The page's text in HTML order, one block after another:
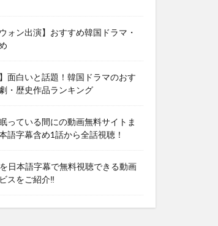
ウォン出演】おすすめ韓国ドラマ・
】面白いと話題！韓国ドラマのおす
・歴史作品ランキング
っている間にの動画無料サイトま
語字幕含め1話から全話視聴！
日本語字幕で無料視聴できる動画
スをご紹介‼